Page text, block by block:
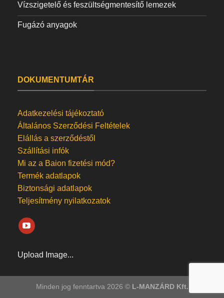
Vízszigetelő és feszültségmentesítő lemezek
Fugázó anyagok
DOKUMENTUMTÁR
Adatkezelési tájékoztató
Általános Szerződési Feltételek
Elállás a szerződéstől
Szállítási infók
Mi az a Baion fizetési mód?
Termék adatlapok
Biztonsági adatlapok
Teljesítmény nyilatkozatok
Upload Image...
Minden jog fenntartva 2026 © L-MANZÁRD Kft.